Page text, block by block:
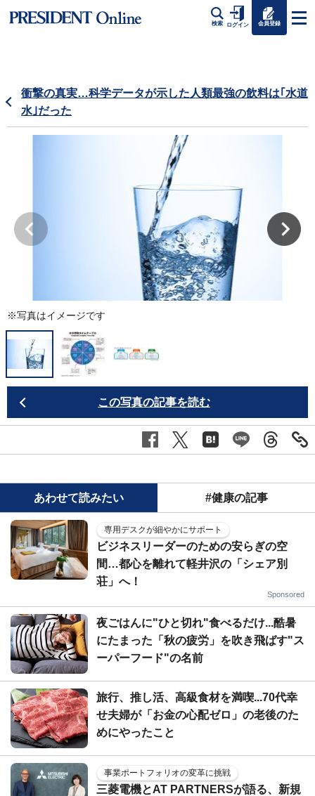
検索 ログイン 会員登録
衝撃の真実…科学データが示した人類最強の飲料は｢水道
水｣だった
※写真はイメージです
この写真の記事を読む
あわせて読みたい #健康の記事
専用デスクが細やかにサポート
ビジネスリーダーのための安らぎの空
間…都心を離れて軽井沢の「シェア別
荘」へ！
Sponsored
夜ごはんに"ひと切れ"食べるだけ...酷暑
にたまった「秋の疲労」を吹き飛ばす"ス
ーパーフード"の名前
旅行、推し活、高級食材を満喫...70代幸
せ夫婦が「お金の心配ゼロ」の老後のた
めにやったこと
事業ポートフォリオの変革に挑戦
三菱電機とAT PARTNERSが語る、新規